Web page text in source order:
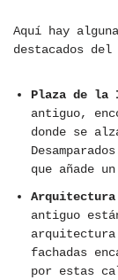
Aquí hay
destacados
Plaza de la
antiguo,
donde se
que añade
antiguo
fachadas
por estas